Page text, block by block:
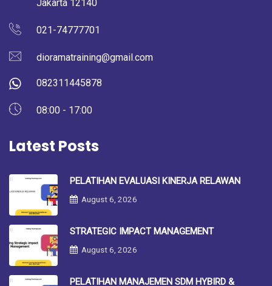
Jakarta 12140
021-74777701
dioramatraining@gmail.com
082311445878
08:00 - 17:00
Latest Posts
PELATIHAN EVALUASI KINERJA RELAWAN
August 6, 2026
STRATEGIC IMPACT MANAGEMENT
August 6, 2026
PELATIHAN MANAJEMEN SDM HYBIRD &